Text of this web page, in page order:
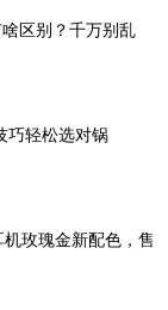
区别？千万别乱
巧轻松选对锅
玫瑰金新配色，售